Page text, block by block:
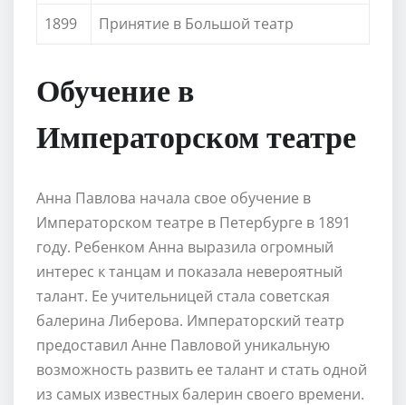
1899
Принятие в Большой театр
Обучение в
Императорском театре
Анна Павлова начала свое обучение в
Императорском театре в Петербурге в 1891
году. Ребенком Анна выразила огромный
интерес к танцам и показала невероятный
талант. Ее учительницей стала советская
балерина Либерова. Императорский театр
предоставил Анне Павловой уникальную
возможность развить ее талант и стать одной
из самых известных балерин своего времени.